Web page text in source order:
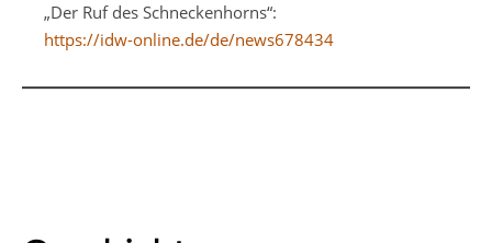
„Der Ruf des Schneckenhorns“:
https://idw-online.de/de/news678434